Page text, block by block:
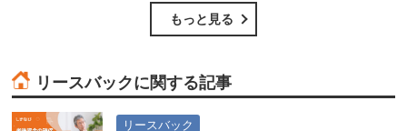
もっと見る
リースバックに関する記事
リースバック